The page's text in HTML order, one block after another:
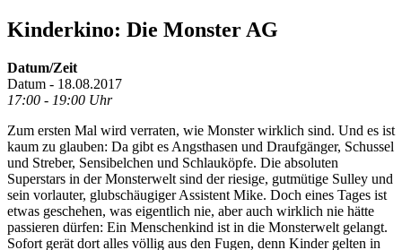
Kinderkino: Die Monster AG
Datum/Zeit
Datum - 18.08.2017
17:00 - 19:00 Uhr
Zum ersten Mal wird verraten, wie Monster wirklich sind. Und es ist
kaum zu glauben: Da gibt es Angsthasen und Draufgänger, Schussel
und Streber, Sensibelchen und Schlauköpfe. Die absoluten
Superstars in der Monsterwelt sind der riesige, gutmütige Sulley und
sein vorlauter, glubschäugiger Assistent Mike. Doch eines Tages ist
etwas geschehen, was eigentlich nie, aber auch wirklich nie hätte
passieren dürfen: Ein Menschenkind ist in die Monsterwelt gelangt.
Sofort gerät dort alles völlig aus den Fugen, denn Kinder gelten in